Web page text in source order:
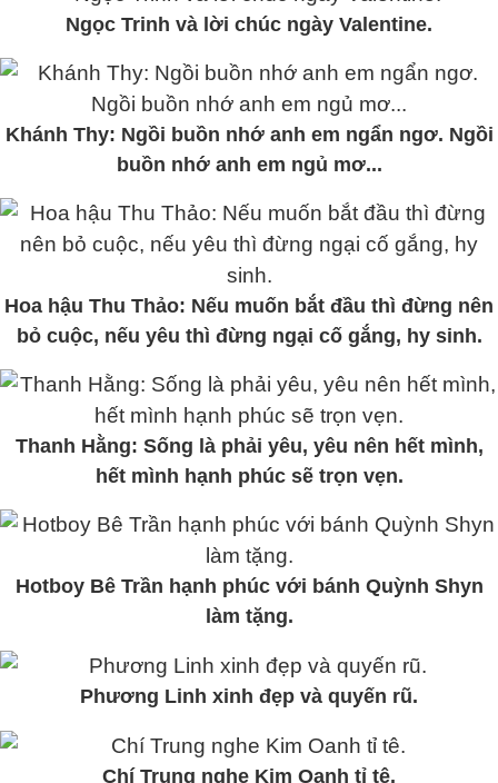
Ngọc Trinh và lời chúc ngày Valentine.
Khánh Thy: Ngồi buồn nhớ anh em ngẩn ngơ. Ngồi
buồn nhớ anh em ngủ mơ...
Hoa hậu Thu Thảo: Nếu muốn bắt đầu thì đừng nên
bỏ cuộc, nếu yêu thì đừng ngại cố gắng, hy sinh.
Thanh Hằng: Sống là phải yêu, yêu nên hết mình,
hết mình hạnh phúc sẽ trọn vẹn.
Hotboy Bê Trần hạnh phúc với bánh Quỳnh Shyn
làm tặng.
Phương Linh xinh đẹp và quyến rũ.
Chí Trung nghe Kim Oanh tỉ tê.